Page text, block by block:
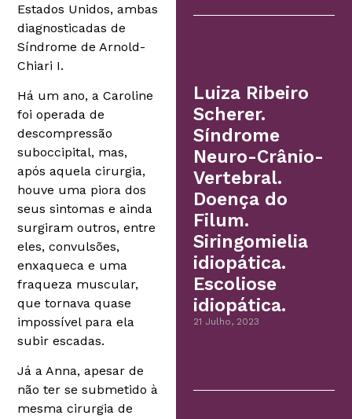
Estados Unidos, ambas
diagnosticadas de
Síndrome de Arnold-
Chiari I.
Há um ano, a Caroline
foi operada de
descompressão
suboccipital, mas,
após aquela cirurgia,
houve uma piora dos
seus sintomas e ainda
surgiram outros, entre
eles, convulsões,
enxaqueca e uma
fraqueza muscular,
que tornava quase
impossível para ela
subir escadas.
Já a Anna, apesar de
não ter se submetido à
mesma cirurgia de
Luiza Ribeiro
Scherer.
Síndrome
Neuro-Crânio-
Vertebral.
Doença do
Filum.
Siringomielia
idiopática.
Escoliose
idiopática.
21 Julho, 2023